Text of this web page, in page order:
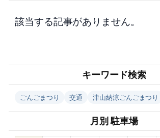
該当する記事がありません。
キーワード検索
ごんごまつり 交通 津山納涼ごんごまつり
月別 駐車場